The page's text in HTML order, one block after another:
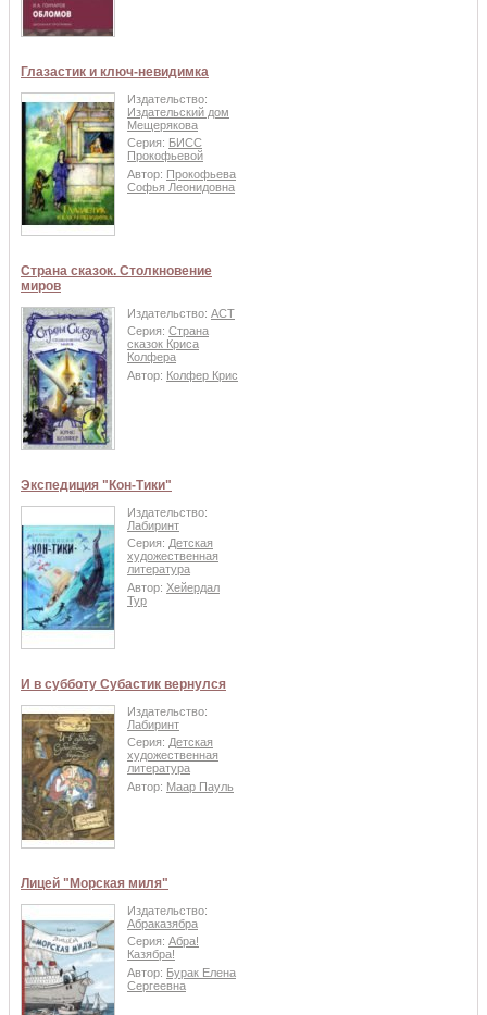
Глазастик и ключ-невидимка
Издательство:
Издательский дом
Мещерякова
Серия: БИСС
Прокофьевой
Автор: Прокофьева
Софья Леонидовна
Страна сказок. Столкновение
миров
Издательство: АСТ
Серия: Страна
сказок Криса
Колфера
Автор: Колфер Крис
Экспедиция "Кон-Тики"
Издательство:
Лабиринт
Серия: Детская
художественная
литература
Автор: Хейердал
Тур
И в субботу Субастик вернулся
Издательство:
Лабиринт
Серия: Детская
художественная
литература
Автор: Маар Пауль
Лицей "Морская миля"
Издательство:
Абраказябра
Серия: Абра!
Казябра!
Автор: Бурак Елена
Сергеевна